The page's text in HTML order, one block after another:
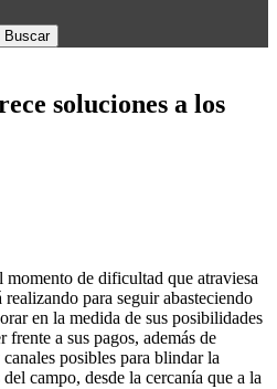
soluciones a los
de dificultad que atraviesa
para seguir abasteciendo
en la medida de sus posibilidades
a sus pagos, además de
posibles para blindar la
campo, desde la cercanía que a la